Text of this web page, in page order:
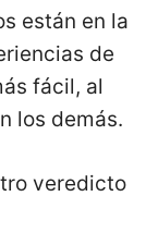
están en la
de
fácil, al
los demás.
veredicto